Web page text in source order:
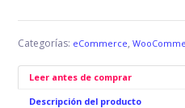
Categorías: eCommerce,
Leer antes de comprar
Descripción del producto